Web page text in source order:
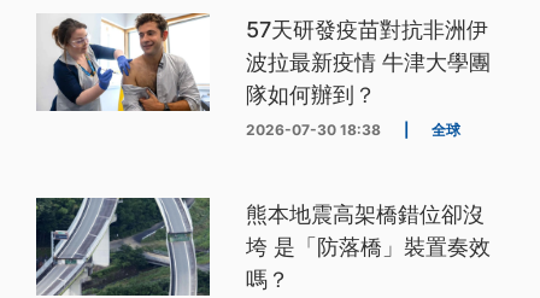
57天研發疫苗對抗非洲伊
波拉最新疫情 牛津大學團
隊如何辦到？
2026-07-30 18:38 全球
熊本地震高架橋錯位卻沒
垮 是「防落橋」裝置奏效
嗎？